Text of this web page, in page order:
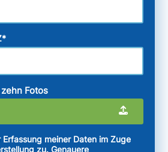
*
Fotos
meiner Daten im Zuge
zu. Genauere